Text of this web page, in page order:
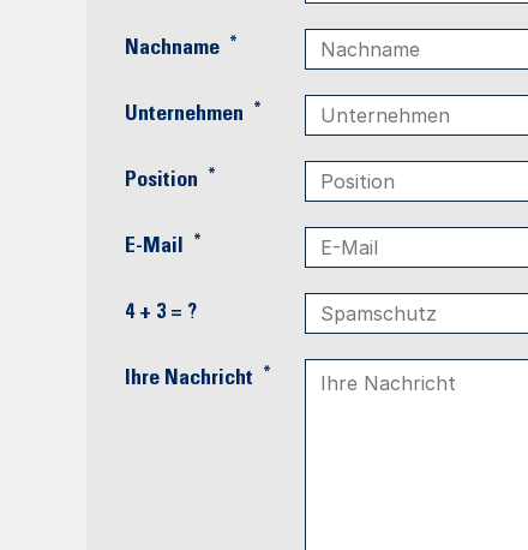
Nachname *
Unternehmen *
Position *
E-Mail *
4 + 3 = ?
Ihre Nachricht *